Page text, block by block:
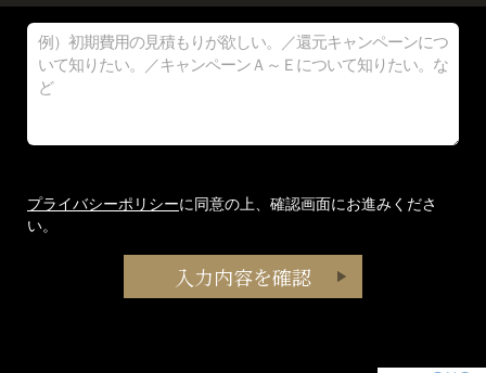
プライバシーポリシーに同意の上、確認画面にお進みくださ
い。